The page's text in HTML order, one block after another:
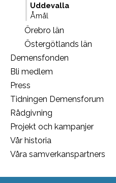
Uddevalla
Åmål
Örebro län
Östergötlands län
Demensfonden
Bli medlem
Press
Tidningen Demensforum
Rådgivning
Projekt och kampanjer
Vår historia
Våra samverkanspartners